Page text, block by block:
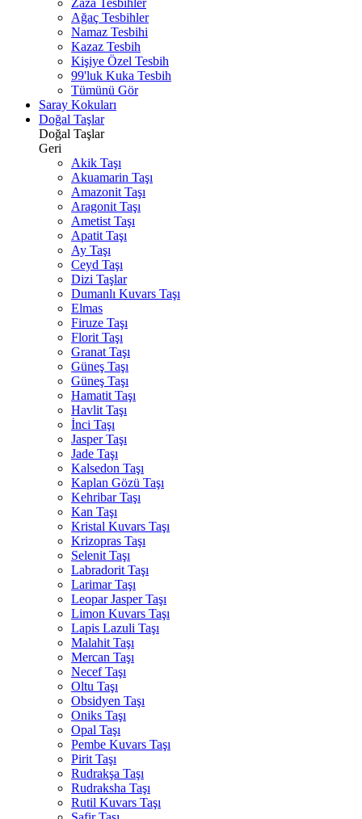
Zaza Tesbihler
Ağaç Tesbihler
Namaz Tesbihi
Kazaz Tesbih
Kişiye Özel Tesbih
99'luk Kuka Tesbih
Tümünü Gör
Saray Kokuları
Doğal Taşlar
Doğal Taşlar
Geri
Akik Taşı
Akuamarin Taşı
Amazonit Taşı
Aragonit Taşı
Ametist Taşı
Apatit Taşı
Ay Taşı
Ceyd Taşı
Dizi Taşlar
Dumanlı Kuvars Taşı
Elmas
Firuze Taşı
Florit Taşı
Granat Taşı
Güneş Taşı
Güneş Taşı
Hamatit Taşı
Havlit Taşı
İnci Taşı
Jasper Taşı
Jade Taşı
Kalsedon Taşı
Kaplan Gözü Taşı
Kehribar Taşı
Kan Taşı
Kristal Kuvars Taşı
Krizopras Taşı
Selenit Taşı
Labradorit Taşı
Larimar Taşı
Leopar Jasper Taşı
Limon Kuvars Taşı
Lapis Lazuli Taşı
Malahit Taşı
Mercan Taşı
Necef Taşı
Oltu Taşı
Obsidyen Taşı
Oniks Taşı
Opal Taşı
Pembe Kuvars Taşı
Pirit Taşı
Rudrakşa Taşı
Rudraksha Taşı
Rutil Kuvars Taşı